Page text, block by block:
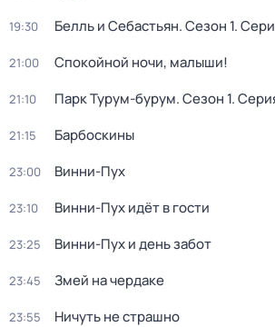
19:30 Белль и Себастьян. Сезон 1.
21:00 Спокойной ночи, малыши!
21:10 Парк Турум-бурум. Сезон 1.
21:15 Барбоскины
23:00 Винни-Пух
23:10 Винни-Пух идёт в гости
23:25 Винни-Пух и день забот
23:45 Змей на чердаке
23:55 Ничуть не страшно